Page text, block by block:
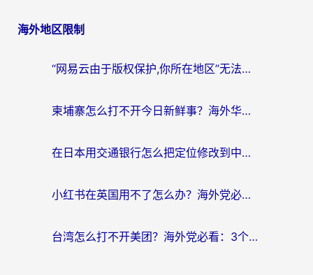
海外地区限制
“网易云由于版权保护,你所在地区”无法播放？海外党听国内音乐听书的加速器选择指南
柬埔寨怎么打不开今日新鲜事？海外华人追剧看新闻的加速器选择指南
在日本用交通银行怎么把定位修改到中国国内？海外党必备实用指南（附追剧支付社交全解）
小红书在英国用不了怎么办？海外党必看的回国加速解决方案
台湾怎么打不开美团？海外党必看：3个实用技巧解决国内App地区限制难题